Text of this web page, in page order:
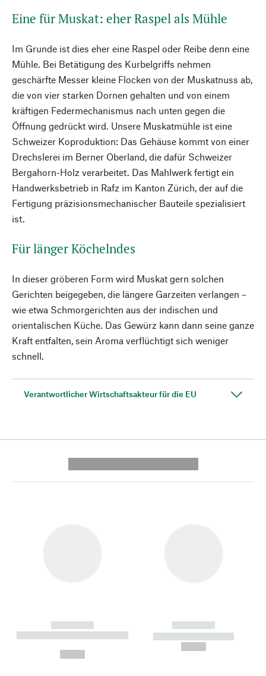
Eine für Muskat: eher Raspel als Mühle
Im Grunde ist dies eher eine Raspel oder Reibe denn eine
Mühle. Bei Betätigung des Kurbelgriffs nehmen
geschärfte Messer kleine Flocken von der Muskatnuss ab,
die von vier starken Dornen gehalten und von einem
kräftigen Federmechanismus nach unten gegen die
Öffnung gedrückt wird. Unsere Muskatmühle ist eine
Schweizer Koproduktion: Das Gehäuse kommt von einer
Drechslerei im Berner Oberland, die dafür Schweizer
Bergahorn-Holz verarbeitet. Das Mahlwerk fertigt ein
Handwerksbetrieb in Rafz im Kanton Zürich, der auf die
Fertigung präzisionsmechanischer Bauteile spezialisiert
ist.
Für länger Köchelndes
In dieser gröberen Form wird Muskat gern solchen
Gerichten beigegeben, die längere Garzeiten verlangen –
wie etwa Schmorgerichten aus der indischen und
orientalischen Küche. Das Gewürz kann dann seine ganze
Kraft entfalten, sein Aroma verflüchtigt sich weniger
schnell.
Verantwortlicher Wirtschaftsakteur für die EU
------------
----------- ----------- --------
------------
----------- -----------